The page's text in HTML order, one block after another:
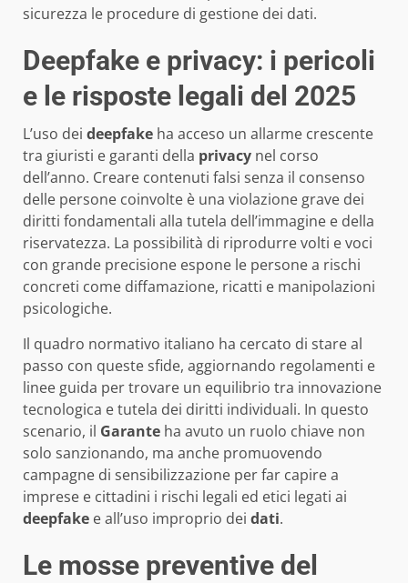
sicurezza le procedure di gestione dei dati.
Deepfake e privacy: i pericoli
e le risposte legali del 2025
L’uso dei deepfake ha acceso un allarme crescente
tra giuristi e garanti della privacy nel corso
dell’anno. Creare contenuti falsi senza il consenso
delle persone coinvolte è una violazione grave dei
diritti fondamentali alla tutela dell’immagine e della
riservatezza. La possibilità di riprodurre volti e voci
con grande precisione espone le persone a rischi
concreti come diffamazione, ricatti e manipolazioni
psicologiche.
Il quadro normativo italiano ha cercato di stare al
passo con queste sfide, aggiornando regolamenti e
linee guida per trovare un equilibrio tra innovazione
tecnologica e tutela dei diritti individuali. In questo
scenario, il Garante ha avuto un ruolo chiave non
solo sanzionando, ma anche promuovendo
campagne di sensibilizzazione per far capire a
imprese e cittadini i rischi legali ed etici legati ai
deepfake e all’uso improprio dei dati.
Le mosse preventive del